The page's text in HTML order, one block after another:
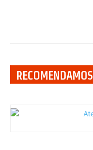
RECOMENDAMOS